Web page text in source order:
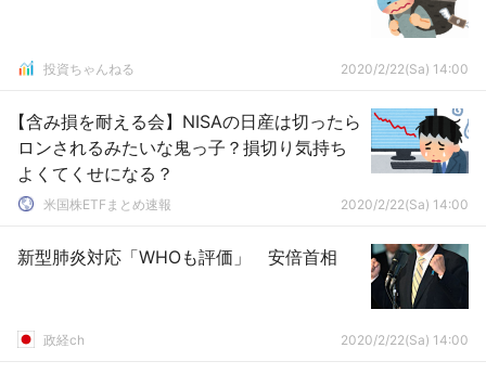
投資ちゃんねる 2020/2/22(Sa) 14:00
【含み損を耐える会】NISAの日産は切ったら
ロンされるみたいな鬼っ子？損切り気持ち
よくてくせになる？
米国株ETFまとめ速報 2020/2/22(Sa) 14:00
新型肺炎対応「WHOも評価」 安倍首相
政経ch 2020/2/22(Sa) 14:00